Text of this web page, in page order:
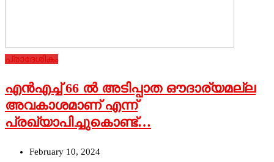
പ്രാദേശികം
എന്‍എച്ച് 66 ല്‍ അടിപ്പാത ഔദാര്യമല്ല
അവകാശമാണ് എന്ന്
പ്രഖ്യാപിച്ചുകൊണ്ട്…
February 10, 2024